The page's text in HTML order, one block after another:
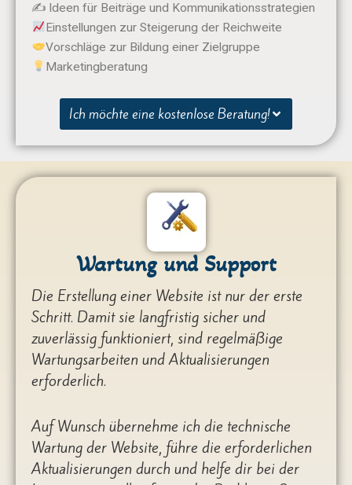
✍️ Ideen für Beiträge und Kommunikationsstrategien
Einstellungen zur Steigerung der Reichweite
Vorschläge zur Bildung einer Zielgruppe
Marketingberatung
Ich möchte eine kostenlose Beratung!
Wartung und Support
Die Erstellung einer Website ist nur der erste
Schritt. Damit sie langfristig sicher und
zuverlässig funktioniert, sind regelmäßige
Wartungsarbeiten und Aktualisierungen
erforderlich.
Auf Wunsch übernehme ich die technische
Wartung der Website, führe die erforderlichen
Aktualisierungen durch und helfe dir bei der